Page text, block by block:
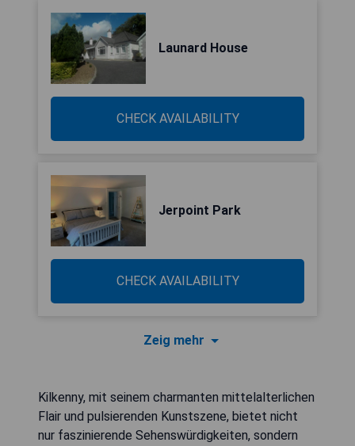
Launard House
CHECK AVAILABILITY
Jerpoint Park
CHECK AVAILABILITY
Zeig mehr
Kilkenny, mit seinem charmanten mittelalterlichen
Flair und pulsierenden Kunstszene, bietet nicht
nur faszinierende Sehenswürdigkeiten, sondern